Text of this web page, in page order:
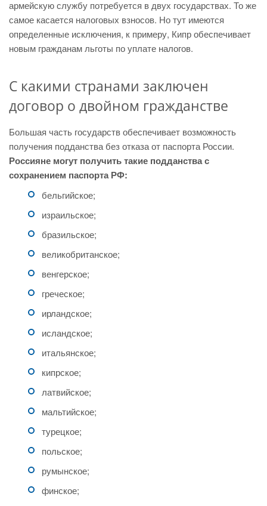
армейскую службу потребуется в двух государствах. То же
самое касается налоговых взносов. Но тут имеются
определенные исключения, к примеру, Кипр обеспечивает
новым гражданам льготы по уплате налогов.
С какими странами заключен
договор о двойном гражданстве
Большая часть государств обеспечивает возможность
получения подданства без отказа от паспорта России.
Россияне могут получить такие подданства с
сохранением паспорта РФ:
бельгийское;
израильское;
бразильское;
великобританское;
венгерское;
греческое;
ирландское;
исландское;
итальянское;
кипрское;
латвийское;
мальтийское;
турецкое;
польское;
румынское;
финское;